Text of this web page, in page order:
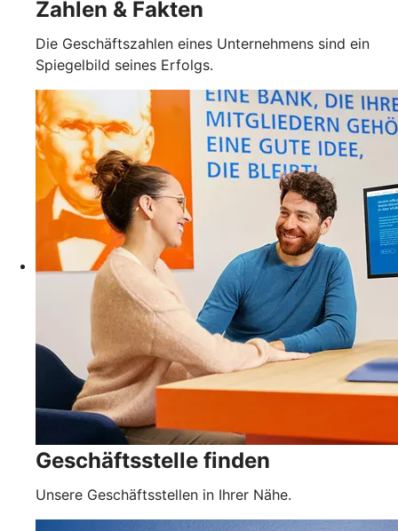
Zahlen & Fakten
Die Geschäftszahlen eines Unternehmens sind ein
Spiegelbild seines Erfolgs.
Geschäftsstelle finden
Unsere Geschäftsstellen in Ihrer Nähe.